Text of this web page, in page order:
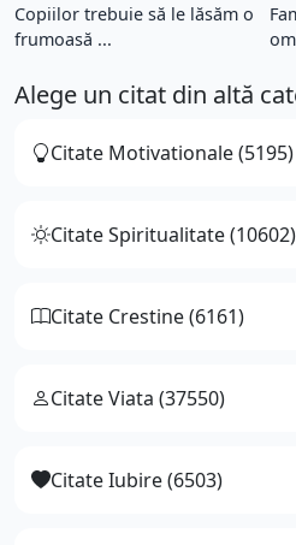
Copiilor trebuie să le lăsăm o
frumoasă ...
Alege un citat din altă
Citate Motivationale (5195)
Citate Spiritualitate (10602)
Citate Crestine (6161)
Citate Viata (37550)
Citate Iubire (6503)